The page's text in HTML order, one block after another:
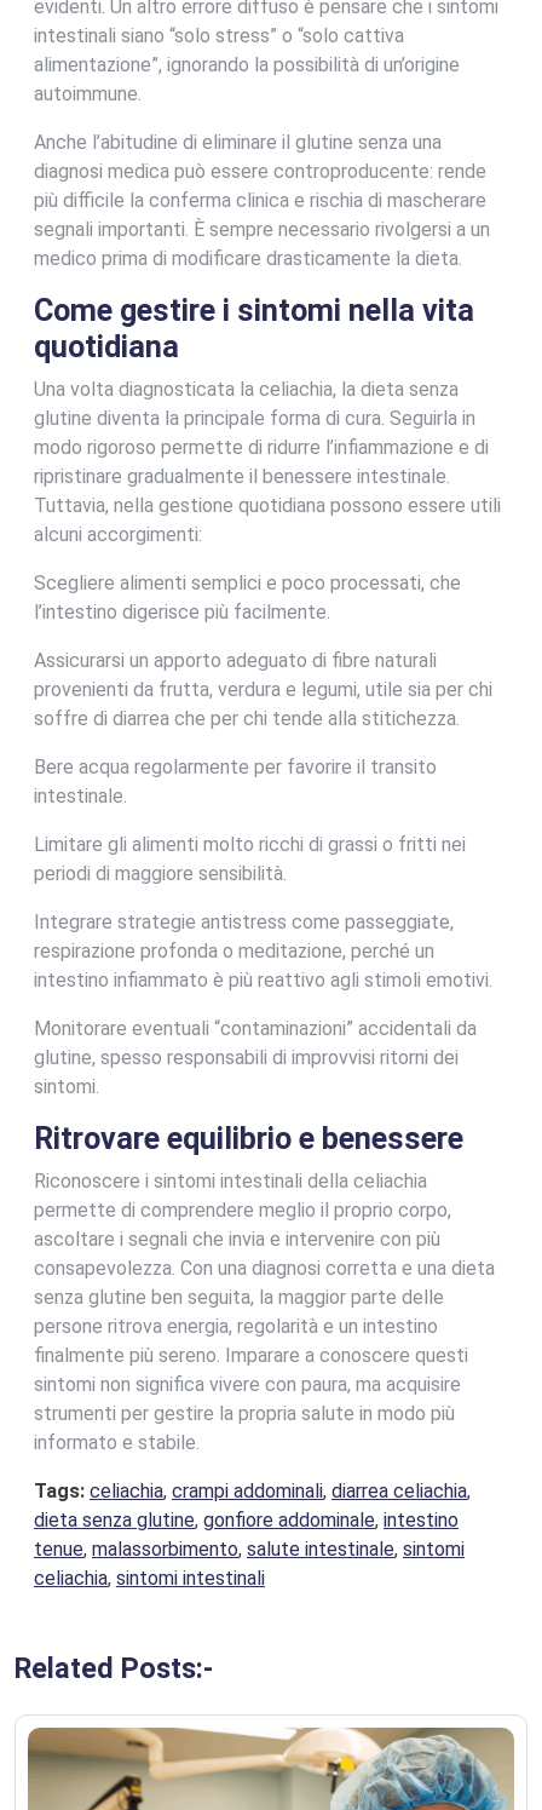
evidenti. Un altro errore diffuso è pensare che i sintomi
intestinali siano “solo stress” o “solo cattiva
alimentazione”, ignorando la possibilità di un’origine
autoimmune.
Anche l’abitudine di eliminare il glutine senza una
diagnosi medica può essere controproducente: rende
più difficile la conferma clinica e rischia di mascherare
segnali importanti. È sempre necessario rivolgersi a un
medico prima di modificare drasticamente la dieta.
Come gestire i sintomi nella vita
quotidiana
Una volta diagnosticata la celiachia, la dieta senza
glutine diventa la principale forma di cura. Seguirla in
modo rigoroso permette di ridurre l’infiammazione e di
ripristinare gradualmente il benessere intestinale.
Tuttavia, nella gestione quotidiana possono essere utili
alcuni accorgimenti:
Scegliere alimenti semplici e poco processati, che
l’intestino digerisce più facilmente.
Assicurarsi un apporto adeguato di fibre naturali
provenienti da frutta, verdura e legumi, utile sia per chi
soffre di diarrea che per chi tende alla stitichezza.
Bere acqua regolarmente per favorire il transito
intestinale.
Limitare gli alimenti molto ricchi di grassi o fritti nei
periodi di maggiore sensibilità.
Integrare strategie antistress come passeggiate,
respirazione profonda o meditazione, perché un
intestino infiammato è più reattivo agli stimoli emotivi.
Monitorare eventuali “contaminazioni” accidentali da
glutine, spesso responsabili di improvvisi ritorni dei
sintomi.
Ritrovare equilibrio e benessere
Riconoscere i sintomi intestinali della celiachia
permette di comprendere meglio il proprio corpo,
ascoltare i segnali che invia e intervenire con più
consapevolezza. Con una diagnosi corretta e una dieta
senza glutine ben seguita, la maggior parte delle
persone ritrova energia, regolarità e un intestino
finalmente più sereno. Imparare a conoscere questi
sintomi non significa vivere con paura, ma acquisire
strumenti per gestire la propria salute in modo più
informato e stabile.
Tags: celiachia, crampi addominali, diarrea celiachia,
dieta senza glutine, gonfiore addominale, intestino
tenue, malassorbimento, salute intestinale, sintomi
celiachia, sintomi intestinali
Related Posts:-